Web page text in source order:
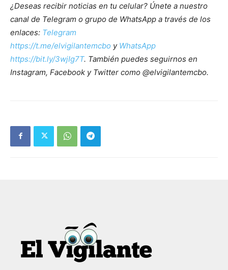
¿Deseas recibir noticias en tu celular? Únete a nuestro
canal de Telegram o grupo de WhatsApp a través de los
enlaces: Telegram
https://t.me/elvigilantemcbo y WhatsApp
https://bit.ly/3wjIg7T. También puedes seguirnos en
Instagram, Facebook y Twitter como @elvigilantemcbo.